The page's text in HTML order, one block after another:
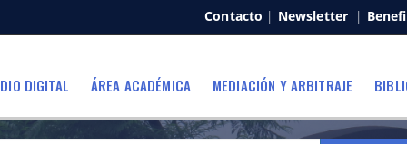
Contacto | Newsletter |
DIGITAL ÁREA ACADÉMICA MEDIACIÓN Y ARBITRAJE